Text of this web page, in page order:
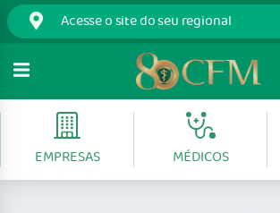
EMPRESAS MÉDICOS